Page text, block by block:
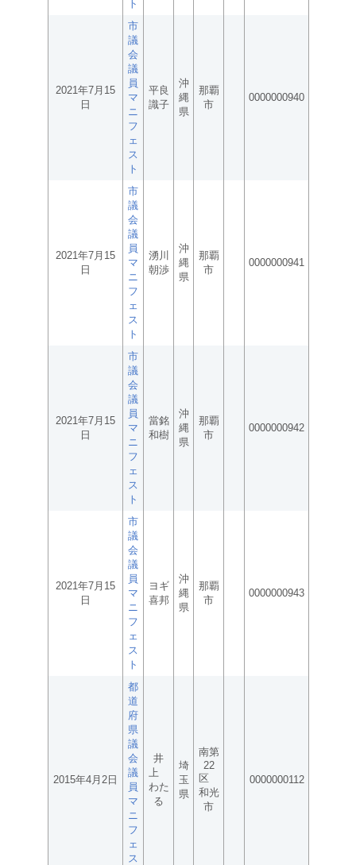
ト
2021年7月15
日
市
議
会
議
員
マ
ニ
フ
ェ
ス
ト
平良
識子
沖
縄
県
那覇
市
0000000940
2021年7月15
日
市
議
会
議
員
マ
ニ
フ
ェ
ス
ト
湧川
朝渉
沖
縄
県
那覇
市
0000000941
2021年7月15
日
市
議
会
議
員
マ
ニ
フ
ェ
ス
ト
當銘
和樹
沖
縄
県
那覇
市
0000000942
2021年7月15
日
市
議
会
議
員
マ
ニ
フ
ェ
ス
ト
ヨギ
喜邦
沖
縄
県
那覇
市
0000000943
2015年4月2日
都
道
府
県
議
会
議
員
マ
ニ
フ
ェ
ス
井
上
わた
る
埼
玉
県
南第
22
区
和光
市
0000000112